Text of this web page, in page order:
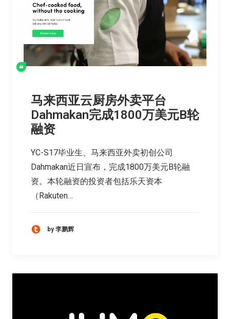
马来西亚云厨房外卖平台
Dahmakan完成1800万美元B轮
融资
YC-S17毕业生、马来西亚外卖初创公司
Dahmakan近日宣布，完成1800万美元B轮融
资。本轮融资的投资者包括乐天资本
（Rakuten…
by 李鹏辉